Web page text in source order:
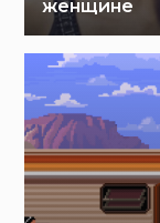
женщине